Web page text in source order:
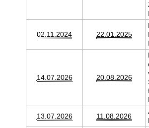
02.11.2024 22.01.2025
14.07.2026 20.08.2026
13.07.2026 11.08.2026